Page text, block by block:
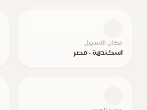
مكان التسجيل
اسكندرية - مصر